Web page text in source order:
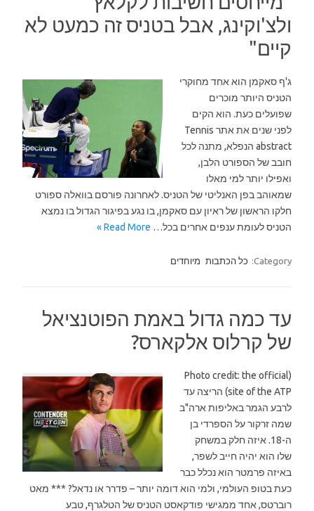
ולצ'וקינג, אבל בטניס זה כמעט לא
קיים"
ג'ף סאקמן הוא אחד מחוקרי
הטניס היותר מוכרים
שפועלים כעת. הוא הקים
לפני שנים את אתר Tennis
abstract הנפלא, מתנה לכל
חובב של הספורט הלבן,
ואפילו יותר למי מאלו
שמאוהב בפן האנליטי של הטניס. לאחרונה פורסם בוואלה ספורט
חלקו הראשון של ראיון עם סאקמן, בו נגע בפיגור הגדול בו נמצא
הטניס לעומת ענפים אחרים בכל… Read More »
Category: כל הכתבות מיוחדים
עד כמה גדול באמת הפוטנציאל
של קרלוס אלקארס?
(Photo credit: the official
site of the ATP) הריצה עד
לרבע הגמר באליפות ארה"ב
שמה זרקור על הספרדי בן
ה-18. איזה חלק במשחק
שלו הוא יהיה חייב לשפר,
באיזה פרמטר הוא נכלל כבר
כעת בטופ העולמי, ולמי הוא דומה יותר – פדרר או נדאל? *** מאט
רוברטס, אחד ממגישי פודקאסט הטניס של הטלגרף, טבע